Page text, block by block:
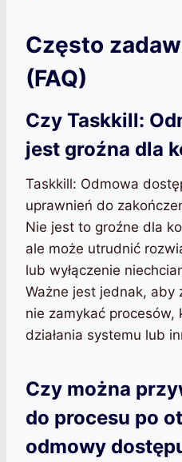
Często
(FAQ)
Czy Taskkill:
jest groźna dla
Taskkill: Odmowa
uprawnień do
Nie jest to groźne dla
ale może utrudnić
lub wyłączenie
Ważne jest jednak, aby
nie zamykać procesów,
działania systemu lub
Czy można
do procesu po
odmowy